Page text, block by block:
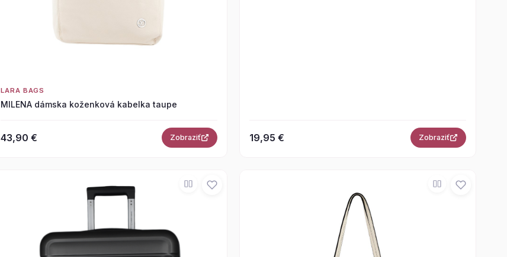
LARA BAGS
MILENA dámska koženková kabelka taupe
43,90 € Zobraziť 19,95 € Zobraziť